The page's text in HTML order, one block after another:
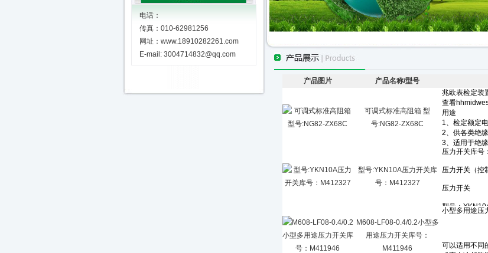
电话：
传真：010-62981256
网址：www.18910282261.com
E-mail: 3004714832@qq.com
产品图片 产品名称/型号
可调式标准高阻箱 型
号:NG82-ZX68C
型号:YKN10A压力开关库
号：M412327
M608-LF08-0.4/0.2小型多
用途压力开关库号：
M411946